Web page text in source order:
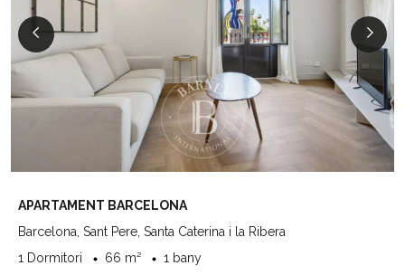
APARTAMENT BARCELONA
Barcelona, Sant Pere, Santa Caterina i la Ribera
1 Dormitori
66 m²
1 bany